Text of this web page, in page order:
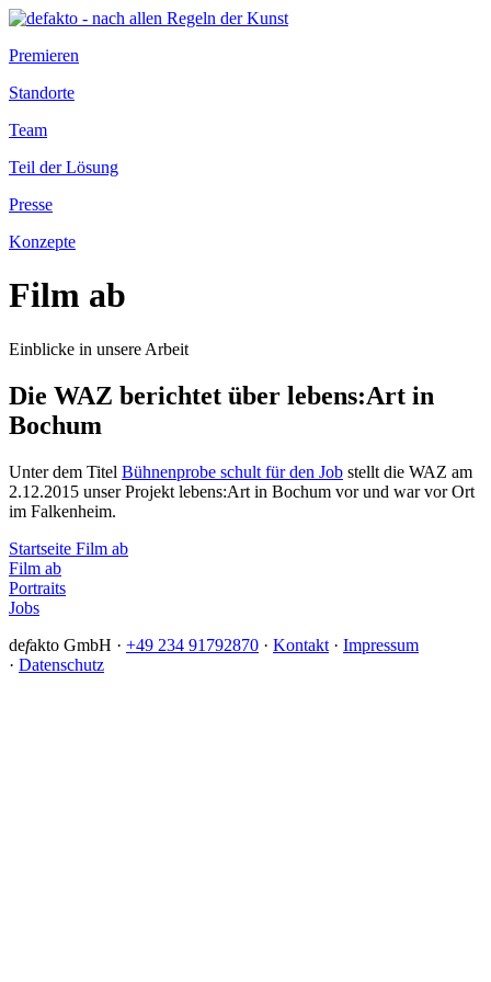
Premieren
Standorte
Team
Teil der Lösung
Presse
Konzepte
Film ab
Einblicke in unsere Arbeit
Die WAZ berichtet über lebens:Art in
Bochum
Unter dem Titel Bühnenprobe schult für den Job stellt die WAZ am
2.12.2015 unser Projekt lebens:Art in Bochum vor und war vor Ort
im Falkenheim.
Startseite Film ab
Film ab
Portraits
Jobs
defakto GmbH · +49 234 91792870 · Kontakt · Impressum
· Datenschutz